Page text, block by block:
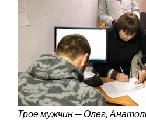
Трое мужчин — Олег,